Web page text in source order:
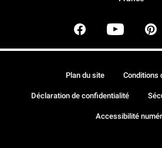
Plan du site Conditions
Déclaration de confidentialité
Accessibilité